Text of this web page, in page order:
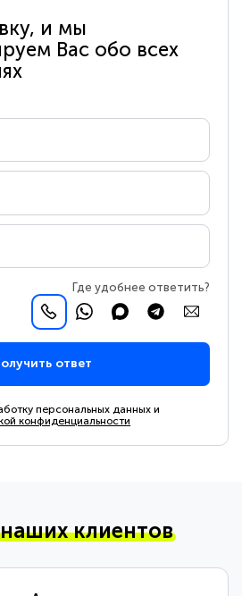
и мы
Вас обо всех
Где удобнее ответить?
ответ
персональных данных и
конфиденциальности
наших клиентов